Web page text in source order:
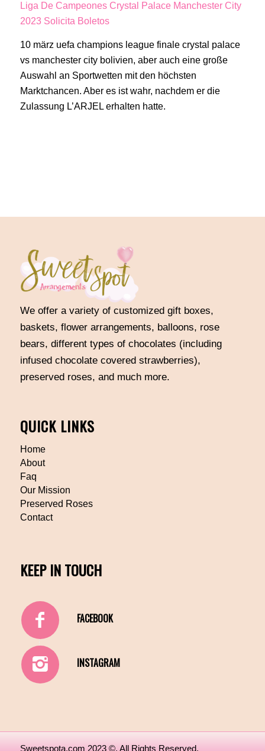
Liga De Campeones Crystal Palace Manchester City
2023 Solicita Boletos
10 märz uefa champions league finale crystal palace
vs manchester city bolivien, aber auch eine große
Auswahl an Sportwetten mit den höchsten
Marktchancen. Aber es ist wahr, nachdem er die
Zulassung L’ARJEL erhalten hatte.
We offer a variety of customized gift boxes,
baskets, flower arrangements, balloons, rose
bears, different types of chocolates (including
infused chocolate covered strawberries),
preserved roses, and much more.
QUICK LINKS
Home
About
Faq
Our Mission
Preserved Roses
Contact
KEEP IN TOUCH
FACEBOOK
INSTAGRAM
Sweetspota.com 2023 ©. All Rights Reserved.